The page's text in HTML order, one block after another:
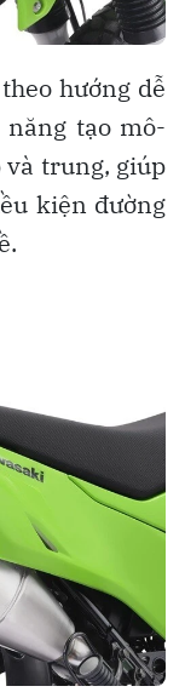
hướng dễ
tạo mô-
và trung, giúp
kiện đường